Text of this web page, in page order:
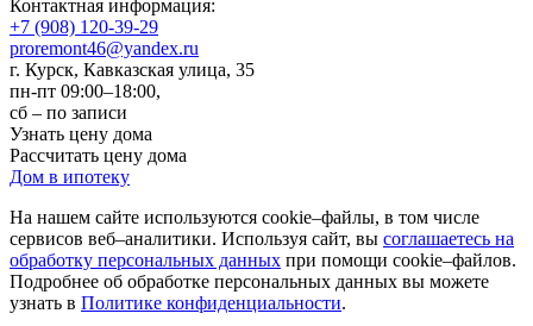
Контактная информация:
+7 (908) 120-39-29
proremont46@yandex.ru
г. Курск, Кавказская улица, 35
пн-пт 09:00–18:00,
сб – по записи
Узнать цену дома
Рассчитать цену дома
Дом в ипотеку
На нашем сайте используются cookie–файлы, в том числе
сервисов веб–аналитики. Используя сайт, вы соглашаетесь на
обработку персональных данных при помощи cookie–файлов.
Подробнее об обработке персональных данных вы можете
узнать в Политике конфиденциальности.